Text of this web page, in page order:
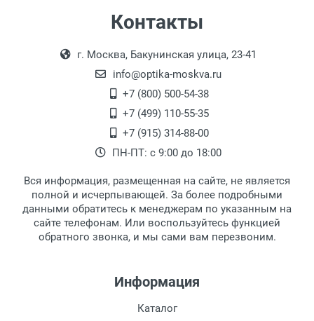
Общая ширина:
Ширина мостика:
Материал оправы:
Материал дужки:
Цвет оправы:
Цвет дужки:
Самовывоз.
Оплата товара производится
наличными непосредственно на пункте
выдачи товара.
Перечисление средств на расчетный счет.
18:00, по субботам с 11:00 до 15:00, в
офисе по адресу: г. Москва,
Переведеновский переулок 17, корпус 1,
второй этаж, тел. +7 (499) 110-55-35.
После того, как заказ поступает в пункт
выдачи, наш менеджер связывается с
клиентом и оповещает о поступлении
Для получения товара при себе
обязательно иметь паспорт.
Заказ необходимо забрать в течение 3
рабочих дней с момента поступления на
дополнительных расходов за хранение
Контакты
г. Москва, Бакунинская улица, 23-41
info@optika-moskva.ru
+7 (800) 500-54-38
+7 (499) 110-55-35
+7 (915) 314-88-00
ПН-ПТ: с 9:00 до 18:00
Вся информация, размещенная на сайте, не является
полной и исчерпывающей. За более подробными
данными обратитесь к менеджерам по указанным на
сайте телефонам. Или воспользуйтесь функцией
обратного звонка, и мы сами вам перезвоним.
Информация
Каталог